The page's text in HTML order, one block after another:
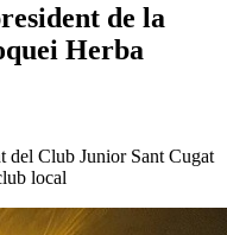
de la
Herba
del Club Junior Sant Cugat
local